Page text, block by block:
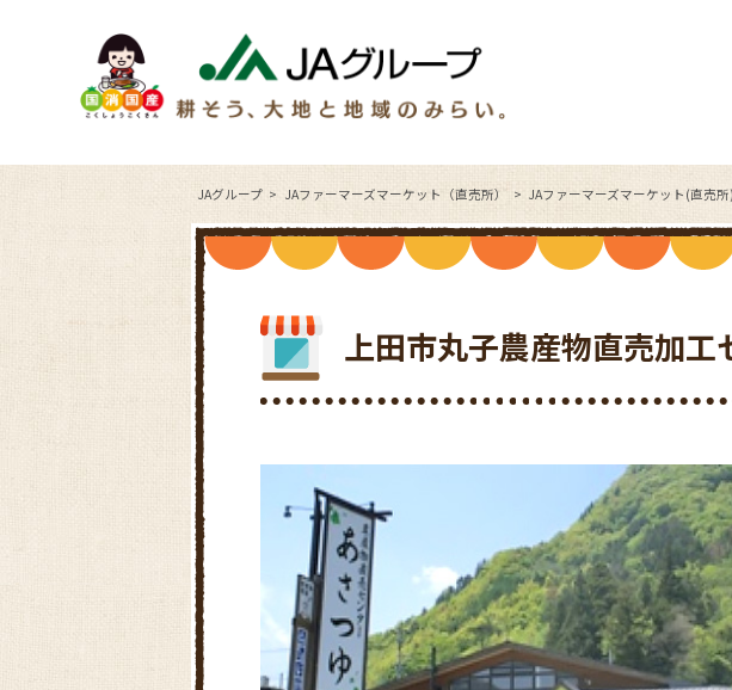
JAグループ JAファーマーズマーケット（直売所） JAファーマーズマーケット(直売
上田市丸子農産物直売加工